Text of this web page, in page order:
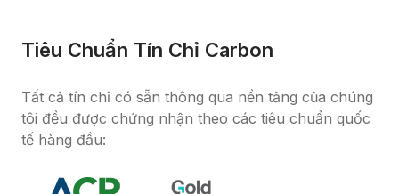
Tiêu Chuẩn Tín Chỉ Carbon
Tất cả tín chỉ có sẵn thông qua nền tảng của chúng
tôi đều được chứng nhận theo các tiêu chuẩn quốc
tế hàng đầu: